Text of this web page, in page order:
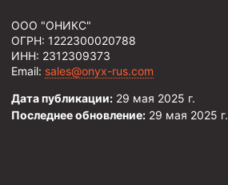
Муфта ОТТМ 178
Муфта ОТТМ 168
Муфта ОТТГ 168
ООО "ОНИКС"
ОГРН: 1222300020788
ИНН: 2312309373
Email: sales@onyx-rus.com
Дата публикации: 29 мая 2025 г.
Последнее обновление: 29 мая 2025 г.